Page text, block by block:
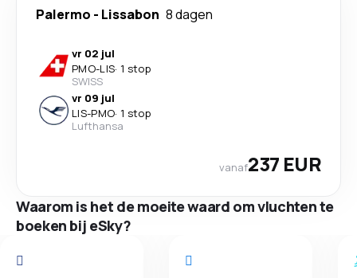
Palermo - Lissabon 8 dagen
vr 02 jul
PMO-LIS· 1 stop
SWISS
vr 09 jul
LIS-PMO· 1 stop
Lufthansa
vanaf237 EUR
Waarom is het de moeite waard om vluchten te
boeken bij eSky?